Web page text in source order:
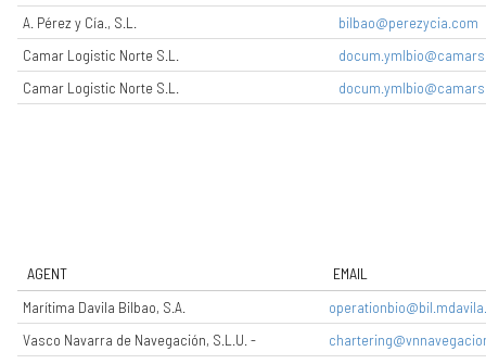
A. Pérez y Cía., S.L.
bilbao@perezycia.com
Camar Logistic Norte S.L.
Camar Logistic Norte S.L.
AGENT
EMAIL
Marítima Davila Bilbao, S.A.
Vasco Navarra de Navegación, S.L.U. -